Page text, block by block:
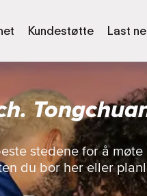
Kundestøtte Last
stedene for å møte
du bor her eller